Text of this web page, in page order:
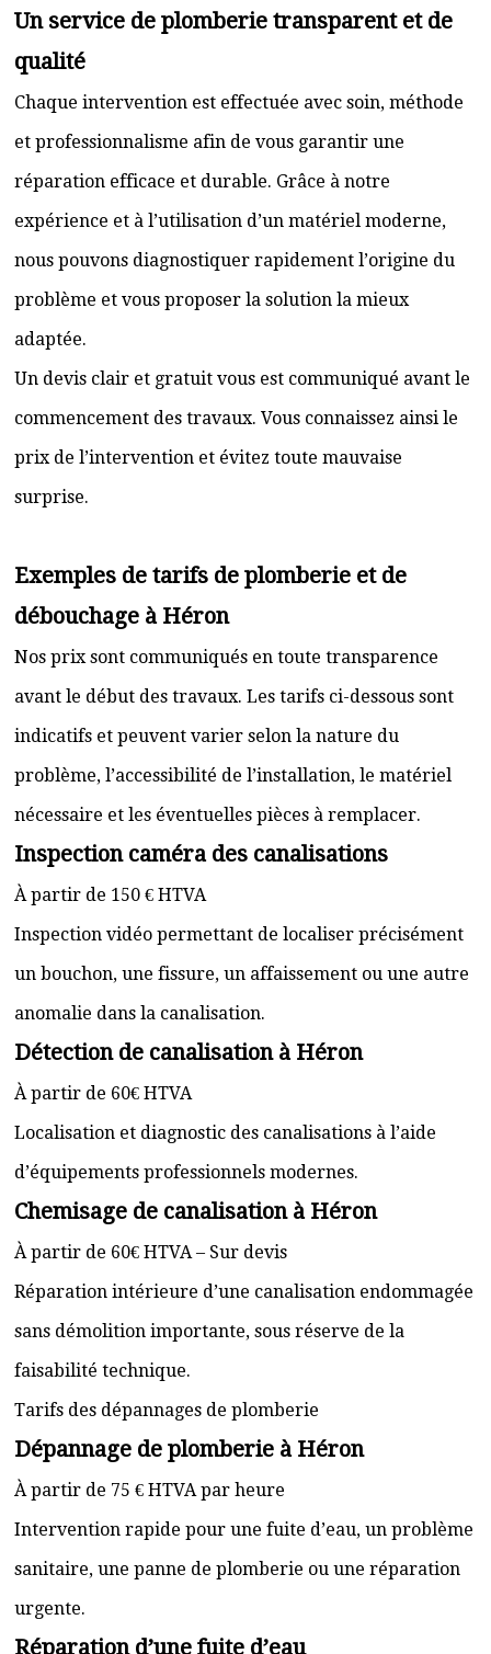
Un service de plomberie transparent et de
qualité
Chaque intervention est effectuée avec soin, méthode
et professionnalisme afin de vous garantir une
réparation efficace et durable. Grâce à notre
expérience et à l’utilisation d’un matériel moderne,
nous pouvons diagnostiquer rapidement l’origine du
problème et vous proposer la solution la mieux
adaptée.
Un devis clair et gratuit vous est communiqué avant le
commencement des travaux. Vous connaissez ainsi le
prix de l’intervention et évitez toute mauvaise
surprise.
Exemples de tarifs de plomberie et de
débouchage à Héron
Nos prix sont communiqués en toute transparence
avant le début des travaux. Les tarifs ci-dessous sont
indicatifs et peuvent varier selon la nature du
problème, l’accessibilité de l’installation, le matériel
nécessaire et les éventuelles pièces à remplacer.
Inspection caméra des canalisations
À partir de 150 € HTVA
Inspection vidéo permettant de localiser précisément
un bouchon, une fissure, un affaissement ou une autre
anomalie dans la canalisation.
Détection de canalisation à Héron
À partir de 60€ HTVA
Localisation et diagnostic des canalisations à l’aide
d’équipements professionnels modernes.
Chemisage de canalisation à Héron
À partir de 60€ HTVA – Sur devis
Réparation intérieure d’une canalisation endommagée
sans démolition importante, sous réserve de la
faisabilité technique.
Tarifs des dépannages de plomberie
Dépannage de plomberie à Héron
À partir de 75 € HTVA par heure
Intervention rapide pour une fuite d’eau, un problème
sanitaire, une panne de plomberie ou une réparation
urgente.
Réparation d’une fuite d’eau